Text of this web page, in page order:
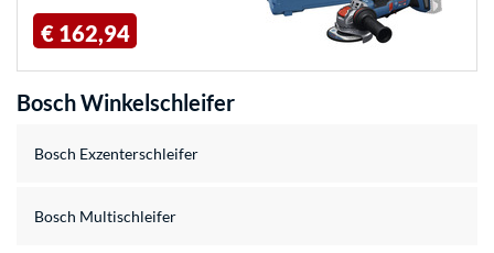
€ 162,94
Bosch Winkelschleifer
Bosch Exzenterschleifer
Bosch Multischleifer